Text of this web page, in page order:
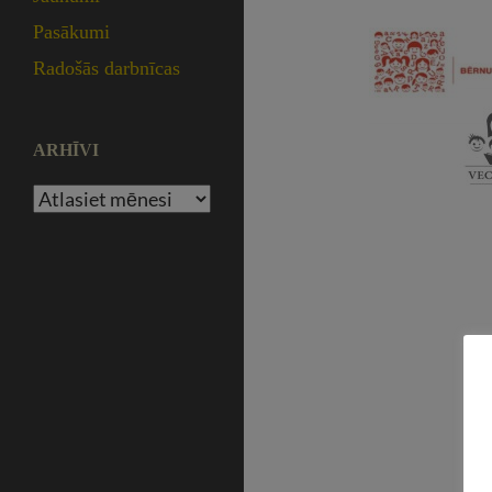
Pasākumi
Radošās darbnīcas
ARHĪVI
Arhīvi